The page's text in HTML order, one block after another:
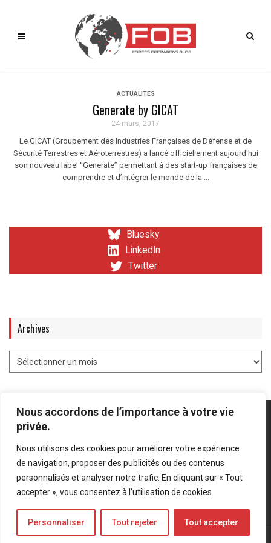
Nous accordons de l’importance à votre vie
privée.
Nous utilisons des cookies pour améliorer votre expérience
de navigation, proposer des publicités ou des contenus
personnalisés et analyser notre trafic. En cliquant sur « Tout
accepter », vous consentez à l’utilisation de cookies.
Personnaliser Tout rejeter Tout accepter
ACTUALITÉS
Generate by GICAT
24 mars, 2017
Le GICAT (Groupement des Industries Françaises de Défense et de
Sécurité Terrestres et Aéroterrestres) a lancé officiellement aujourd'hui
son nouveau label “Generate” permettant à des start-up françaises de
comprendre et d’intégrer le monde de la ...
Bluesky
LinkedIn
Twitter
Archives
Mentions légales Politique de confidentialité
Bluesky
LinkedIn
Twitter
© Forces Operations Blog - 2022